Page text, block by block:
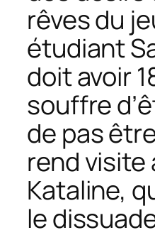
rêves du
étudiant
doit avoir
souffre
de pas
rend visite
Kataline,
le